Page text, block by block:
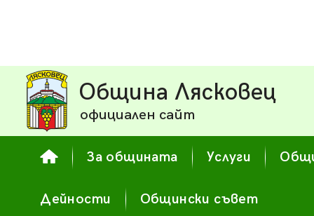
Община Лясковец
официален сайт
За общината Услуги
Дейности Общински съвет